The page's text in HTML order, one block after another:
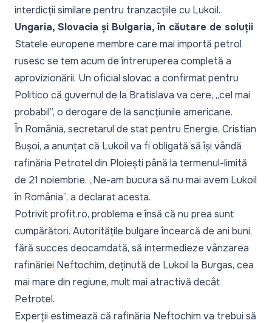
interdicții similare pentru tranzacțiile cu Lukoil.
Ungaria, Slovacia și Bulgaria, în căutare de soluții
Statele europene membre care mai importă petrol
rusesc se tem acum de întreruperea completă a
aprovizionării. Un oficial slovac a confirmat pentru
Politico că guvernul de la Bratislava va cere, „cel mai
probabil”, o derogare de la sancțiunile americane.
În România, secretarul de stat pentru Energie, Cristian
Bușoi, a anunțat că Lukoil va fi obligată să își vândă
rafinăria Petrotel din Ploiești până la termenul-limită
de 21 noiembrie. „Ne-am bucura să nu mai avem Lukoil
în România”, a declarat acesta.
Potrivitprofit.ro, problema e însă că nu prea sunt
cumpărători. Autoritățile bulgare încearcă de ani buni,
fără succes deocamdată, să intermedieze vânzarea
rafinăriei Neftochim, deținută de Lukoil la Burgas, cea
mai mare din regiune, mult mai atractivă decât
Petrotel.
Experții estimează că rafinăria Neftochim va trebui să